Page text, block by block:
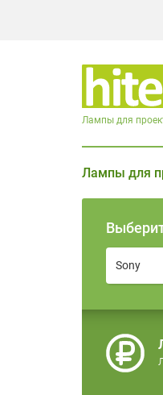
Лампы для
Лампы для
Sony